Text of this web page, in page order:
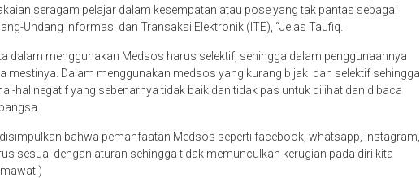
seragam pelajar dalam kesempatan atau pose yang tak pantas sebagai
Undang Informasi dan Transaksi Elektronik (ITE), “Jelas Taufiq.
dalam menggunakan Medsos harus selektif, sehingga dalam penggunaannya
mestinya. Dalam menggunakan medsos yang kurang bijak dan selektif sehingga
hal negatif yang sebenarnya tidak baik dan tidak pas untuk dilihat dan dibaca
bahwa pemanfaatan Medsos seperti facebook, whatsapp, instagram,
sesuai dengan aturan sehingga tidak memunculkan kerugian pada diri kita